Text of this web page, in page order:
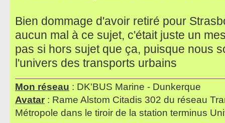
Bien dommage d'avoir retiré pour
aucun mal à ce sujet, c'était juste un
pas si hors sujet que ça, puisque nous
l'univers des transports urbains
Mon réseau : DK'BUS Marine - Dunkerque
Avatar : Rame Alstom Citadis 302 du réseau
Métropole dans le tiroir de la station terminus